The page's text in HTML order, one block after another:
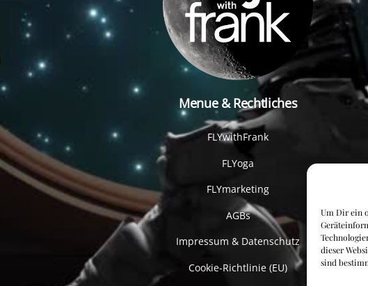
Um Dir ein
dieser
sind
Menue & Rechtliches
FLYwithFrank
FLYoga
FLYmarketing
AGBs
Impressum & Datenschutz
Cookie-Richtlinie (EU)